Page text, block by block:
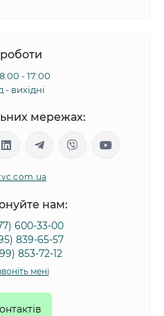
- 17:00
- вихідні
мережах:
нам:
600-33-00
839-65-57
853-72-12
мені